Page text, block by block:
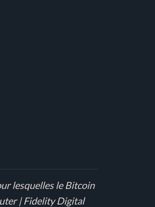
lesquelles le Bitcoin
| Fidelity Digital